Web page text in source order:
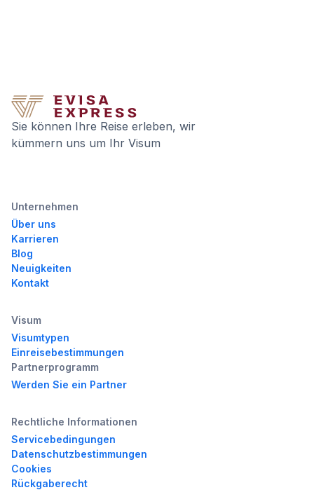
Sie können Ihre Reise erleben, wir
kümmern uns um Ihr Visum
Unternehmen
Über uns
Karrieren
Blog
Neuigkeiten
Kontakt
Visum
Visumtypen
Einreisebestimmungen
Partnerprogramm
Werden Sie ein Partner
Rechtliche Informationen
Servicebedingungen
Datenschutzbestimmungen
Cookies
Rückgaberecht